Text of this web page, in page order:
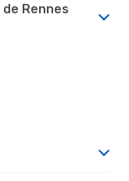
Rennes